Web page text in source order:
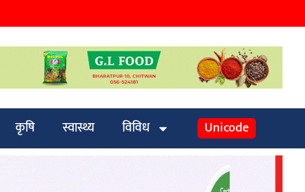
कृषि स्वास्थ्य विविध Unicode